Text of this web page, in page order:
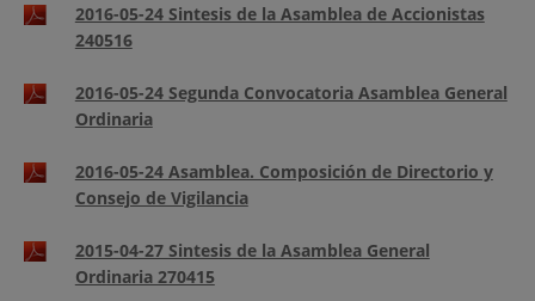
2016-05-24 Sintesis de la Asamblea de Accionistas
240516
2016-05-24 Segunda Convocatoria Asamblea General
Ordinaria
2016-05-24 Asamblea. Composición de Directorio y
Consejo de Vigilancia
2015-04-27 Sintesis de la Asamblea General
Ordinaria 270415